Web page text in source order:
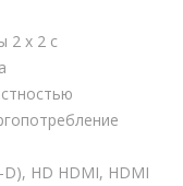
2 х 2 с
HD HDMI, HDMI